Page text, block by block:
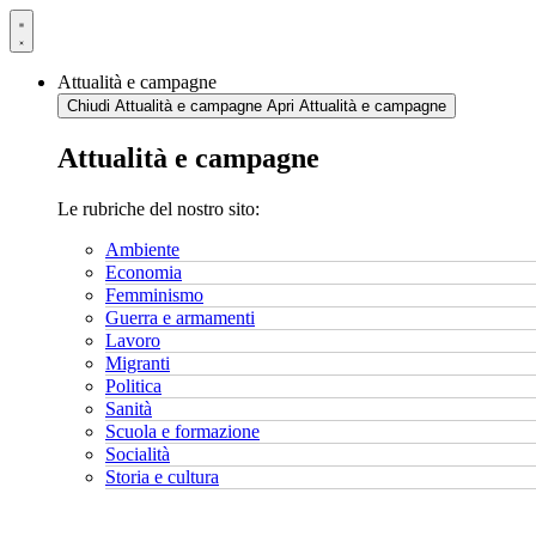
Vai
al
Attualità e campagne
Chiudi Attualità e campagne Apri Attualità e campagne
Attualità e campagne
Le rubriche del nostro sito:
Ambiente
Economia
Femminismo
Guerra e armamenti
Lavoro
Migranti
Politica
Sanità
Scuola e formazione
Socialità
Storia e cultura